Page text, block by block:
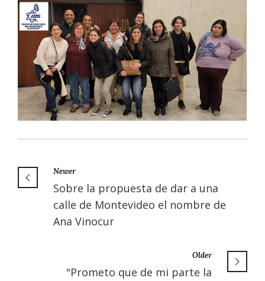
Newer
Sobre la propuesta de dar a una
calle de Montevideo el nombre de
Ana Vinocur
Older
"Prometo que de mi parte la